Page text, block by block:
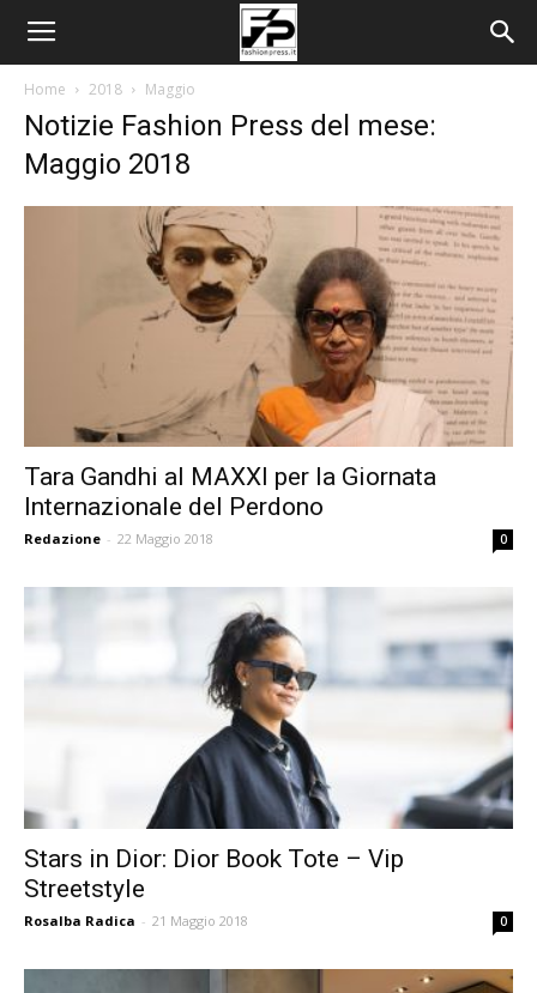
Home 2018 Maggio
Notizie Fashion Press del mese:
Maggio 2018
Tara Gandhi al MAXXI per la Giornata
Internazionale del Perdono
Redazione - 22 Maggio 2018 0
Stars in Dior: Dior Book Tote – Vip
Streetstyle
Rosalba Radica - 21 Maggio 2018 0